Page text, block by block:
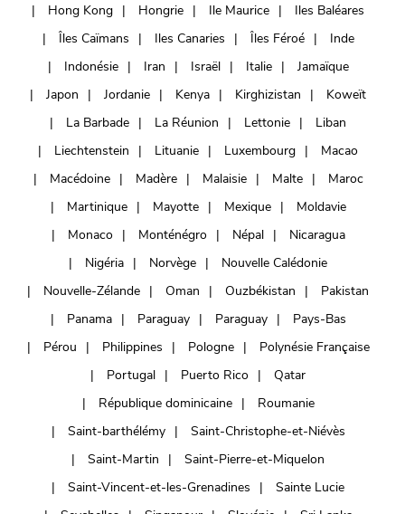
Hong Kong
Hongrie Ile Maurice
Iles Baléares
Îles Caïmans
Iles Canaries Îles Féroé
Inde
Indonésie
Iran Israël Italie
Jamaïque
Japon
Jordanie Kenya Kirghizistan
Koweït
La Barbade
La Réunion Lettonie
Liban
Liechtenstein
Lituanie Luxembourg
Macao
Macédoine
Madère Malaisie Malte
Maroc
Martinique
Mayotte Mexique
Moldavie
Monaco
Monténégro Népal
Nicaragua
Nigéria
Norvège
Nouvelle Calédonie
Nouvelle-Zélande
Oman Ouzbékistan
Pakistan
Panama
Paraguay Paraguay
Pays-Bas
Pérou
Philippines Pologne
Polynésie Française
Portugal
Puerto Rico
Qatar
République dominicaine
Roumanie
Saint-barthélémy
Saint-Christophe-et-Niévès
Saint-Martin
Saint-Pierre-et-Miquelon
Saint-Vincent-et-les-Grenadines
Sainte Lucie